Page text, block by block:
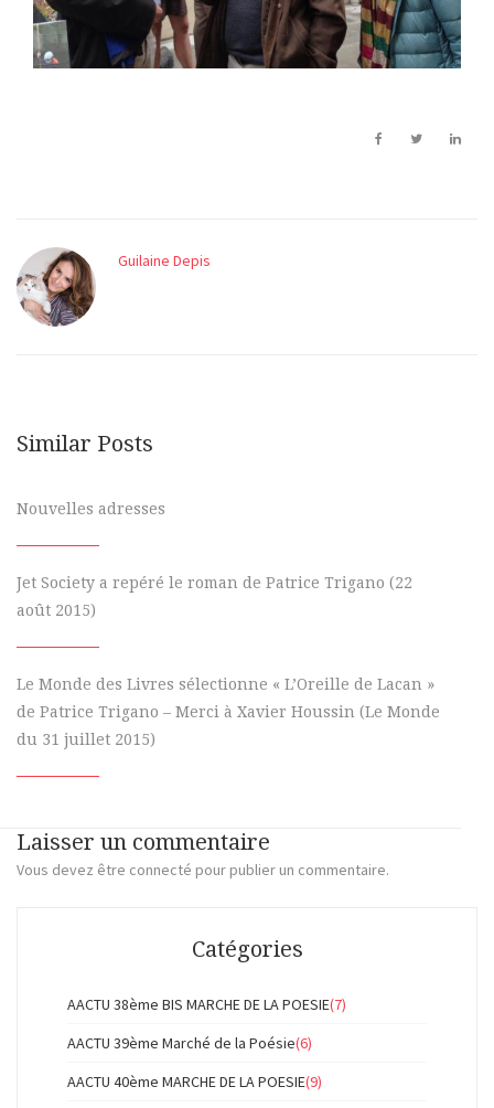
Guilaine Depis
Similar Posts
Nouvelles adresses
Jet Society a repéré le roman de Patrice Trigano (22
août 2015)
Le Monde des Livres sélectionne « L’Oreille de Lacan »
de Patrice Trigano – Merci à Xavier Houssin (Le Monde
du 31 juillet 2015)
Laisser un commentaire
Vous devez être connecté pour publier un commentaire.
Catégories
AACTU 38ème BIS MARCHE DE LA POESIE(7)
AACTU 39ème Marché de la Poésie(6)
AACTU 40ème MARCHE DE LA POESIE(9)